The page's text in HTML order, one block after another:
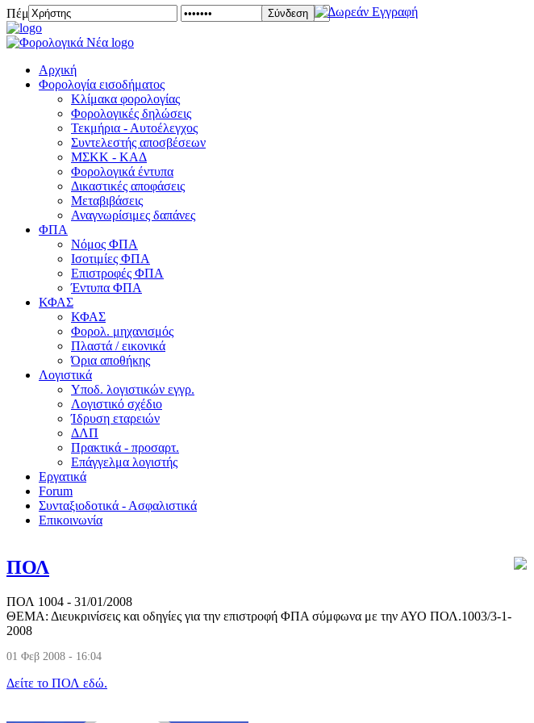
Πέμπτη 06 Αυγούστου 2026
Αρχική
Φορολογία εισοδήματος
Κλίμακα φορολογίας
Φορολογικές δηλώσεις
Τεκμήρια - Αυτοέλεγχος
Συντελεστής αποσβέσεων
ΜΣKΚ - ΚΑΔ
Φορολογικά έντυπα
Δικαστικές αποφάσεις
Μεταβιβάσεις
Αναγνωρίσιμες δαπάνες
ΦΠΑ
Νόμος ΦΠΑ
Ισοτιμίες ΦΠΑ
Επιστροφές ΦΠΑ
Έντυπα ΦΠΑ
ΚΦΑΣ
ΚΦΑΣ
Φορολ. μηχανισμός
Πλαστά / εικονικά
Όρια αποθήκης
Λογιστικά
Υποδ. λογιστικών εγγρ.
Λογιστικό σχέδιο
Ίδρυση εταρειών
ΔΛΠ
Πρακτικά - προσαρτ.
Επάγγελμα λογιστής
Εργατικά
Forum
Συνταξιοδοτικά - Ασφαλιστικά
Επικοινωνία
Σύνδεση
ΠΟΛ
ΠΟΛ 1004 - 31/01/2008
ΘΕΜΑ: Διευκρινίσεις και οδηγίες για την επιστροφή ΦΠΑ σύμφωνα με την ΑΥΟ ΠΟΛ.1003/3-1-
2008
01 Φεβ 2008 - 16:04
Δείτε το ΠΟΛ εδώ.